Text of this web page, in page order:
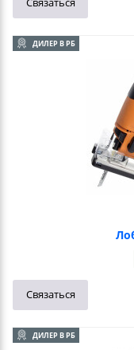
ДИЛЕР В РБ
Связаться
ДИЛЕР В РБ